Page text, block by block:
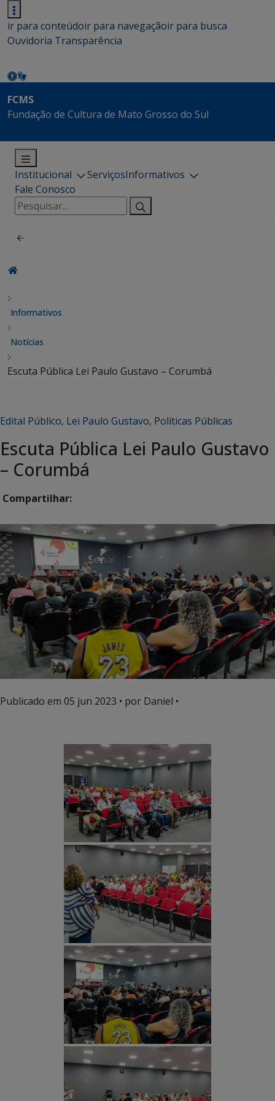
ir para conteúdoir para navegaçãoir para busca
Ouvidoria Transparência
FCMS
Fundação de Cultura de Mato Grosso do Sul
Institucional ServiçosInformativos
Fale Conosco
Pesquisar
por:
Informativos
Notícias
Escuta Pública Lei Paulo Gustavo – Corumbá
Edital Público, Lei Paulo Gustavo, Políticas Públicas
Escuta Pública Lei Paulo Gustavo
– Corumbá
Compartilhar:
Publicado em 05 jun 2023 • por Daniel •